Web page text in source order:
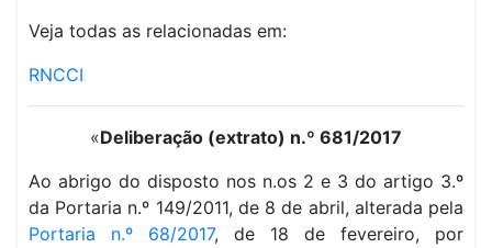
Veja todas as relacionadas em:
RNCCI
«Deliberação (extrato) n.º 681/2017
Ao abrigo do disposto nos n.os 2 e 3 do artigo 3.º
da Portaria n.º 149/2011, de 8 de abril, alterada pela
Portaria n.º 68/2017, de 18 de fevereiro, por